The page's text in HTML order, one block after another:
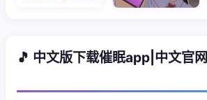
🎵 中文版下载催眠app|中文官网